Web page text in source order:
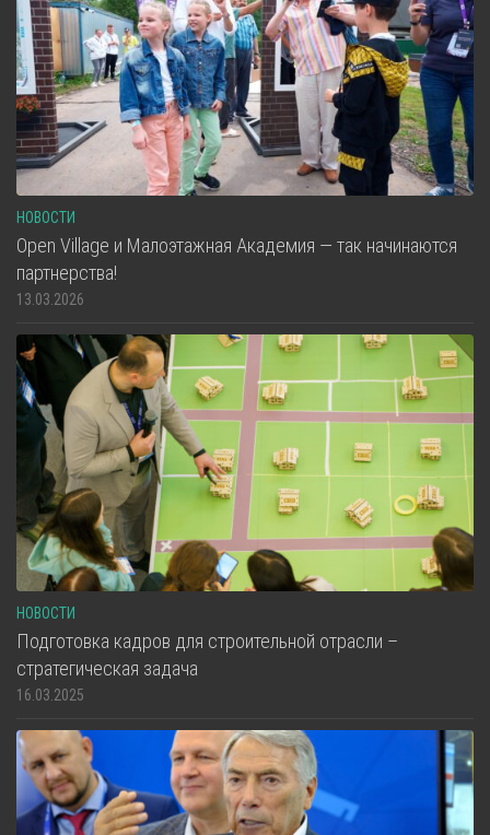
НОВОСТИ
Open Village и Малоэтажная Академия — так начинаются
партнерства!
13.03.2026
НОВОСТИ
Подготовка кадров для строительной отрасли –
стратегическая задача
16.03.2025